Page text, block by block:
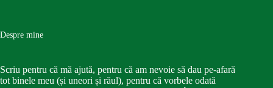
Despre mine
Scriu pentru că mă ajută, pentru că am nevoie să dau pe-afară
tot binele meu (și uneori și răul), pentru că vorbele odată